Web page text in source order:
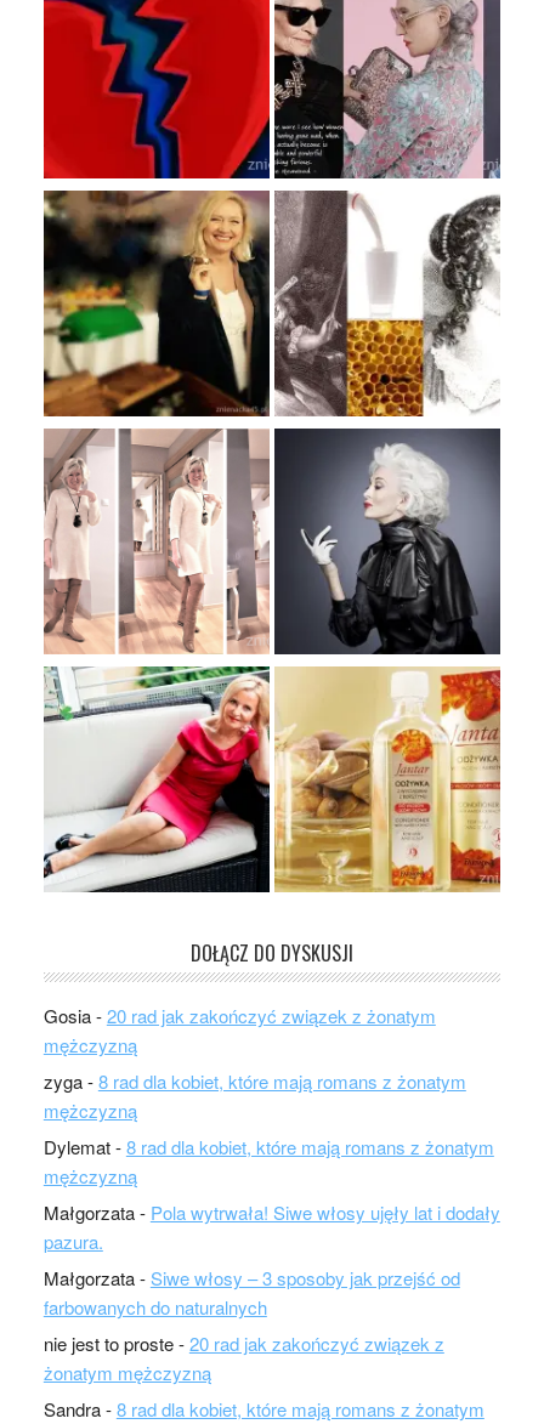
DOŁĄCZ DO DYSKUSJI
Gosia-20 rad jak zakończyć związek z żonatym
mężczyzną
zyga-8 rad dla kobiet, które mają romans z żonatym
mężczyzną
Dylemat-8 rad dla kobiet, które mają romans z żonatym
mężczyzną
Małgorzata- Pola wytrwała! Siwe włosy ujęły lat i dodały
pazura.
Małgorzata-Siwe włosy – 3 sposoby jak przejść od
farbowanych do naturalnych
nie jest to proste-20 rad jak zakończyć związek z
żonatym mężczyzną
Sandra-8 rad dla kobiet, które mają romans z żonatym